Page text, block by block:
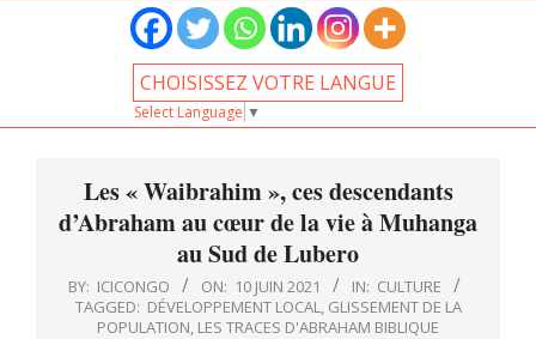
CHOISISSEZ VOTRE LANGUE
Select Language ▼
Les « Waibrahim », ces descendants
d’Abraham au cœur de la vie à Muhanga
au Sud de Lubero
BY: ICICONGO ON: 10 JUIN 2021 IN: CULTURE
TAGGED: DÉVELOPPEMENT LOCAL, GLISSEMENT DE LA
POPULATION, LES TRACES D'ABRAHAM BIBLIQUE